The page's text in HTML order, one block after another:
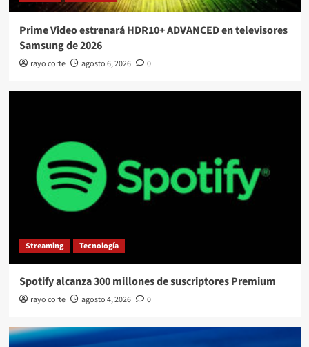
Prime Video estrenará HDR10+ ADVANCED en televisores
Samsung de 2026
rayo corte agosto 6, 2026 0
Streaming Tecnología
Spotify alcanza 300 millones de suscriptores Premium
rayo corte agosto 4, 2026 0